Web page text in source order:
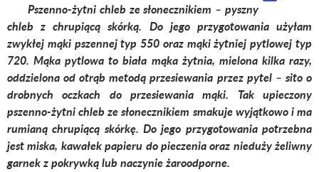
Pszenno-żytni chleb ze słonecznikiem – pyszny
chleb z chrupiącą skórką. Do jego przygotowania użyłam
zwykłej mąki pszennej typ 550 oraz mąki żytniej pytlowej typ
720. Mąka pytlowa to biała mąka żytnia, mielona kilka razy,
oddzielona od otrąb metodą przesiewania przez pytel – sito o
drobnych oczkach do przesiewania mąki. Tak upieczony
pszenno-żytni chleb ze słonecznikiem smakuje wyjątkowo i ma
rumianą chrupiącą skórkę. Do jego przygotowania potrzebna
jest miska, kawałek papieru do pieczenia oraz nieduży żeliwny
garnek z pokrywką lub naczynie żaroodporne.